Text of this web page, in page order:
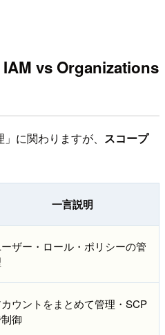
vs Organizations
に関わりますが、 スコープ
一言説明
ザー・ロール・ポリシーの管
ウントをまとめて管理・SCP
御